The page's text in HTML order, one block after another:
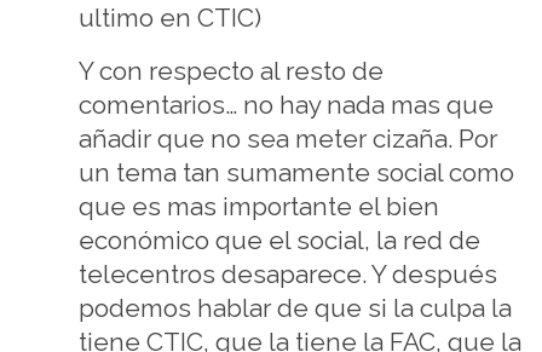
ultimo en CTIC)
Y con respecto al resto de
comentarios… no hay nada mas que
añadir que no sea meter cizaña. Por
un tema tan sumamente social como
que es mas importante el bien
económico que el social, la red de
telecentros desaparece. Y después
podemos hablar de que si la culpa la
tiene CTIC, que la tiene la FAC, que la